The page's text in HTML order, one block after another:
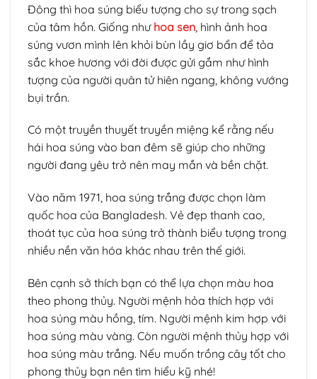
Đông thì hoa súng biểu tượng cho sự trong sạch
của tâm hồn. Giống như hoa sen , hình ảnh hoa
súng vươn mình lên khỏi bùn lầy giơ bẩn để tỏa
sắc khoe hương với đời được gửi gắm như hình
tượng của người quân tử hiên ngang, không vướng
bụi trần.
Có một truyền thuyết truyền miệng kể rằng nếu
hái hoa súng vào ban đêm sẽ giúp cho những
người đang yêu trở nên may mắn và bền chặt.
Vào năm 1971, hoa súng trắng được chọn làm
quốc hoa của Bangladesh. Vẻ đẹp thanh cao,
thoát tục của hoa súng trở thành biểu tượng trong
nhiều nền văn hóa khác nhau trên thế giới.
Bên cạnh sở thích bạn có thể lựa chọn màu hoa
theo phong thủy. Người mệnh hỏa thích hợp với
hoa súng màu hồng, tím. Người mệnh kim hợp với
hoa súng màu vàng. Còn người mệnh thủy hợp với
hoa súng màu trắng. Nếu muốn trồng cây tốt cho
phong thủy bạn nên tìm hiểu kỹ nhé!